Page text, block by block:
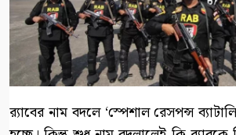
র‍্যাবের নাম বদলে ‘স্পেশাল রেসপন্স